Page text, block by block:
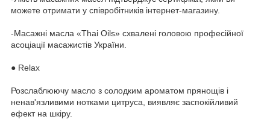
можете отримати у співробітників інтернет-магазину.
-Масажні масла «Thai Oils» схвалені головою професійної
асоціації масажистів України.
● Relax
Розслаблюючу масло з солодким ароматом прянощів і
ненав'язливими нотками цитруса, виявляє заспокійливий
ефект на шкіру.